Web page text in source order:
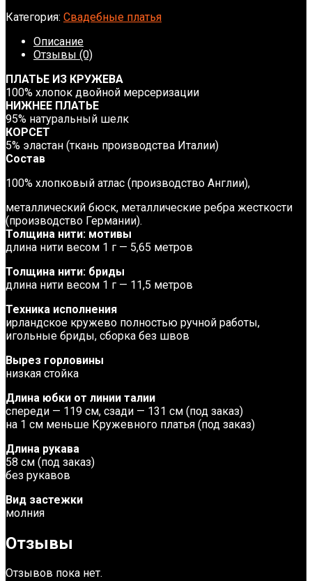
Категория: Свадебные платья
Описание
Отзывы (0)
ПЛАТЬЕ ИЗ КРУЖЕВА
100% хлопок двойной мерсеризации
НИЖНЕЕ ПЛАТЬЕ
95% натуральный шелк
КОРСЕТ
5% эластан (ткань производства Италии)
Состав
100% хлопковый атлас (производство Англии),
металлический бюск, металлические ребра жесткости
(производство Германии).
Толщина нити: мотивы
длина нити весом 1 г — 5,65 метров
Толщина нити: бриды
длина нити весом 1 г — 11,5 метров
Техника исполнения
ирландское кружево полностью ручной работы,
игольные бриды, сборка без швов
Вырез горловины
низкая стойка
Длина юбки от линии талии
спереди — 119 см, сзади — 131 см (под заказ)
на 1 см меньше Кружевного платья (под заказ)
Длина рукава
58 см (под заказ)
без рукавов
Вид застежки
молния
Отзывы
Отзывов пока нет.